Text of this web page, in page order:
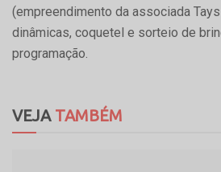
(empreendimento da associada
dinâmicas, coquetel e sorteio de
programação.
VEJATAMBÉM